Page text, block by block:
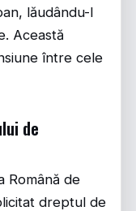
lăudându-l
Această
între cele
de
Română de
dreptul de